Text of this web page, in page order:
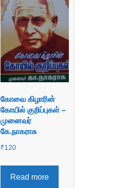
கோவை கிழாரின்
கோயில் குறிப்புகள் –
முனைவர்
கே.நாகராசு
₹120
Read more